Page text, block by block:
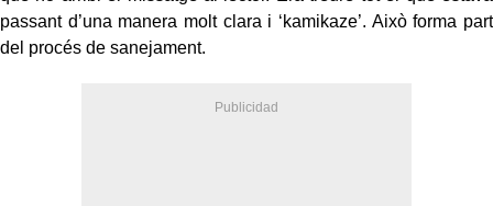
passant d’una manera molt clara i ‘kamikaze’. Això forma part
del procés de sanejament.